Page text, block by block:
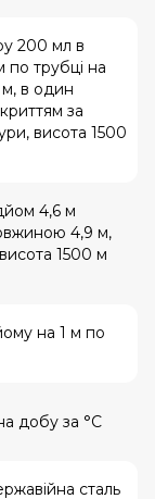
200 мл в
по трубці на
в один
за
висота 1500
4,6 м
4,9 м,
1500 м
на 1 м по
добу за °С
сталь